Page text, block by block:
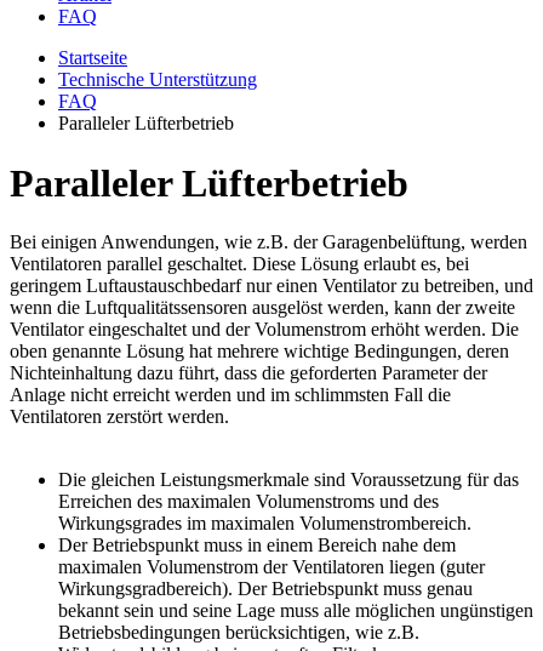
FAQ
Startseite
Technische Unterstützung
FAQ
Paralleler Lüfterbetrieb
Paralleler Lüfterbetrieb
Bei einigen Anwendungen, wie z.B. der Garagenbelüftung, werden
Ventilatoren parallel geschaltet. Diese Lösung erlaubt es, bei
geringem Luftaustauschbedarf nur einen Ventilator zu betreiben, und
wenn die Luftqualitätssensoren ausgelöst werden, kann der zweite
Ventilator eingeschaltet und der Volumenstrom erhöht werden. Die
oben genannte Lösung hat mehrere wichtige Bedingungen, deren
Nichteinhaltung dazu führt, dass die geforderten Parameter der
Anlage nicht erreicht werden und im schlimmsten Fall die
Ventilatoren zerstört werden.
Die gleichen Leistungsmerkmale sind Voraussetzung für das
Erreichen des maximalen Volumenstroms und des
Wirkungsgrades im maximalen Volumenstrombereich.
Der Betriebspunkt muss in einem Bereich nahe dem
maximalen Volumenstrom der Ventilatoren liegen (guter
Wirkungsgradbereich). Der Betriebspunkt muss genau
bekannt sein und seine Lage muss alle möglichen ungünstigen
Betriebsbedingungen berücksichtigen, wie z.B.